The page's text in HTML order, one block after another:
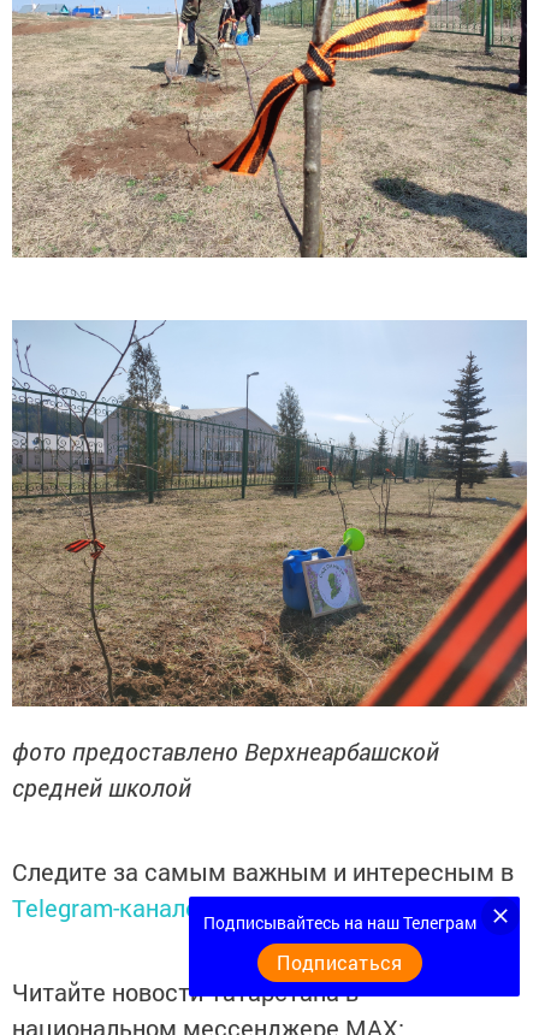
фото предоставлено Верхнеарбашской
средней школой
Следите за самым важным и интересным в
Telegram-каналеТатмедиа
Читайте новости Татарстана в
национальном мессенджере MАХ:
Подписывайтесь на наш Телеграм
Подписаться